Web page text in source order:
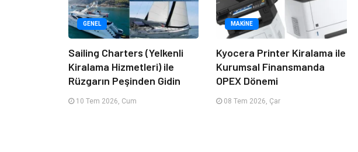
GENEL
Sailing Charters (Yelkenli
Kiralama Hizmetleri) ile
Rüzgarın Peşinden Gidin
10 Tem 2026, Cum
MAKINE
Kyocera Printer Kiralama ile
Kurumsal Finansmanda
OPEX Dönemi
08 Tem 2026, Çar